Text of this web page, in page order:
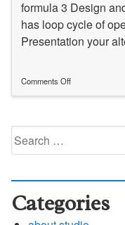
formula 3 Design
has loop cycle of
Presentation your
Comments Off
Solution
/
Search
for:
Categories